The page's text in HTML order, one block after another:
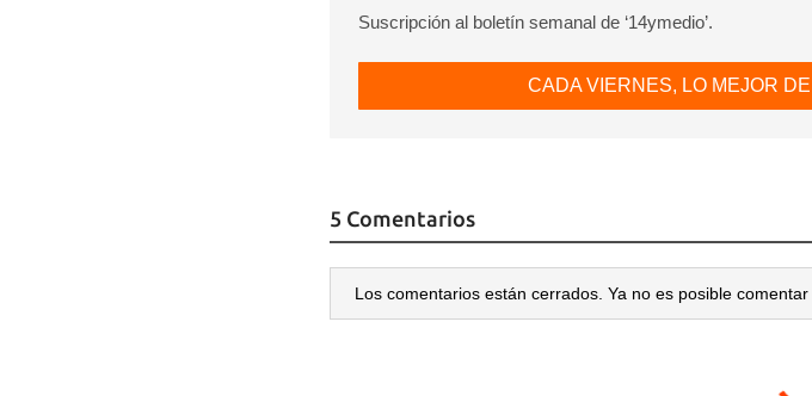
Suscripción al boletín semanal de ‘14ymedio’.
CADA VIERNES, LO MEJOR
5 Comentarios
Los comentarios están cerrados. Ya no es posible comentar